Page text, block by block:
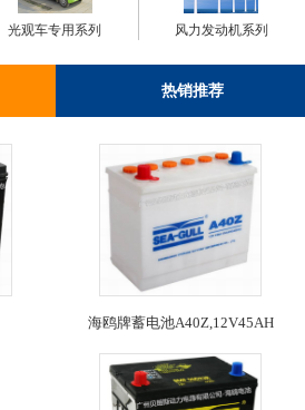
光观车专用系列 风力发动机系列
热销推荐
海鸥牌蓄电池A40Z,12V45AH